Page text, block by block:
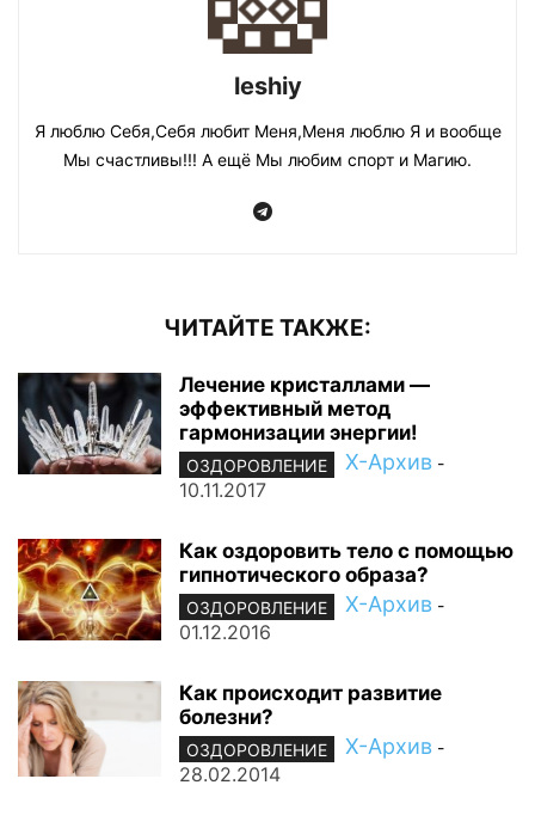
leshiy
Я люблю Себя,Себя любит Меня,Меня люблю Я и вообще
Мы счастливы!!! А ещё Мы любим спорт и Магию.
ЧИТАЙТЕ ТАКЖЕ:
Лечение кристаллами —
эффективный метод
гармонизации энергии!
ОЗДОРОВЛЕНИЕ Х-Архив -
10.11.2017
Как оздоровить тело с помощью
гипнотического образа?
ОЗДОРОВЛЕНИЕ Х-Архив -
01.12.2016
Как происходит развитие
болезни?
ОЗДОРОВЛЕНИЕ Х-Архив -
28.02.2014